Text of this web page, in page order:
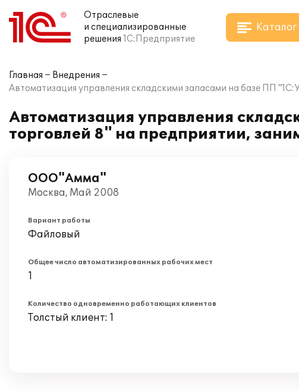
Отраслевые
и специализированные
решения 1С:Предприятие
Каталог
Главная
Внедрения
Автоматизация управления складскими запасами на базе ПП
Автоматизация управления
торговлей 8" на предприятии,
ООО"Амма"
Москва, Май 2008
Вариант работы
Файловый
Общее число автоматизированных рабочих мест
1
Количество одновременно работающих клиентов
Толстый клиент: 1